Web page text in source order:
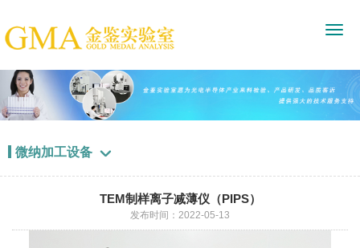
微纳加工设备 
TEM制样离子减薄仪（PIPS）
发布时间：2022-05-13